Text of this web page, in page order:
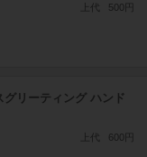
上代 500円
グリーティング ハンド
上代 600円